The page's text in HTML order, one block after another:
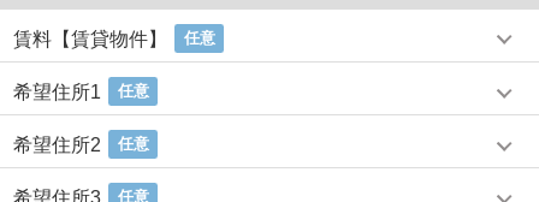
賃料【賃貸物件】 任意
希望住所1 任意
希望住所2 任意
任意